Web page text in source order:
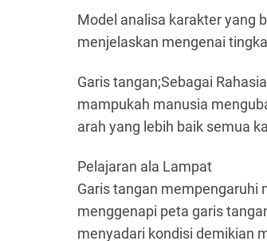
Model analisa karakter yang
menjelaskan mengenai
Garis tangan;Sebagai
mampukah manusia
arah yang lebih baik semua
Pelajaran ala Lampat
Garis tangan mempengaruhi
menggenapi peta garis
menyadari kondisi demikian